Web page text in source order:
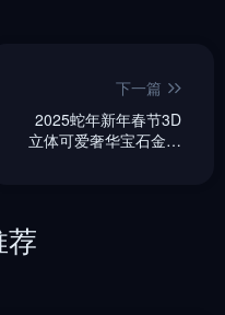
下一篇
2025蛇年新年春节3D
立体可爱奢华宝石金色
荐